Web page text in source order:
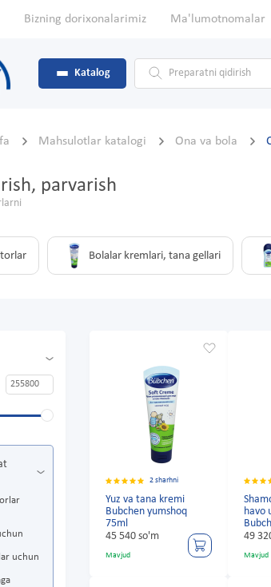
Bizning dorixonalarimiz Ma'lumotnomalar
Katalog
Mahsulotlar katalogi Ona va bola
parvarish
Bolalar kremlari, tana gellari
uchun
2 sharhni
Yuz va tana kremi
Bubchen yumshoq
75ml
45 540 so'm
Mavjud
havo
49
Mavjud